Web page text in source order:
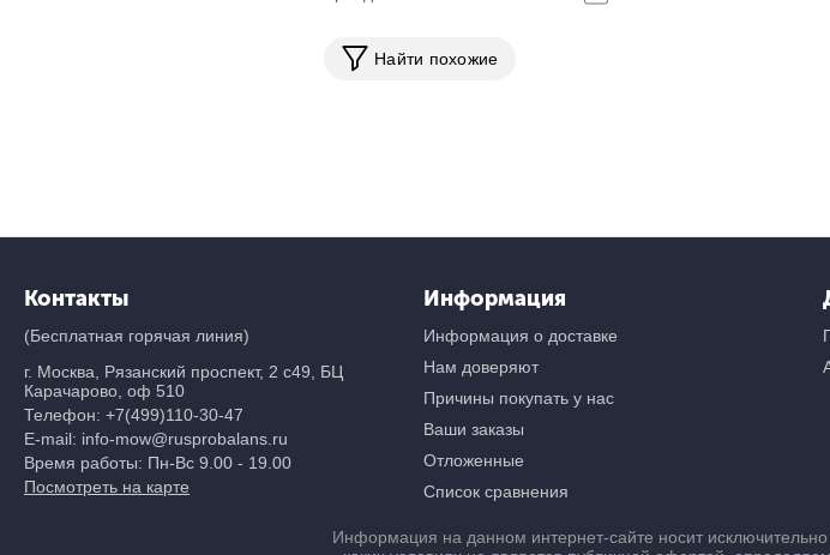
Найти похожие
Контакты
(Бесплатная горячая линия)
г. Москва, Рязанский проспект, 2 с49, БЦ
Карачарово, оф 510
Телефон: +7(499)110-30-47
E-mail: info-mow@rusprobalans.ru
Время работы: Пн-Вс 9.00 - 19.00
Посмотреть на карте
Информация
Информация о доставке
Нам доверяют
Причины покупать у нас
Ваши заказы
Отложенные
Список сравнения
Информация на данном интернет-сайте носит